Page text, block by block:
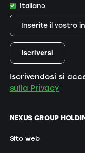
NEXUS GROUP
Sito web
Italiano
Iscrivendosi si
sulla Privacy